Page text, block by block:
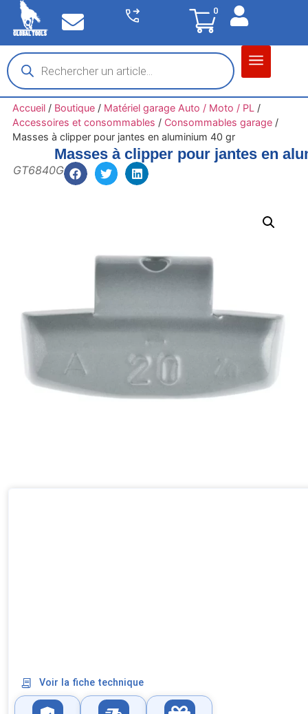
0
Accueil/ Boutique/ Matériel garage Auto / Moto / PL /
Accessoires et consommables / Consommables garage/
Masses à clipper pour jantes en aluminium 40 gr
Masses à clipper pour jantes en
GT6840G
Voir la fiche technique